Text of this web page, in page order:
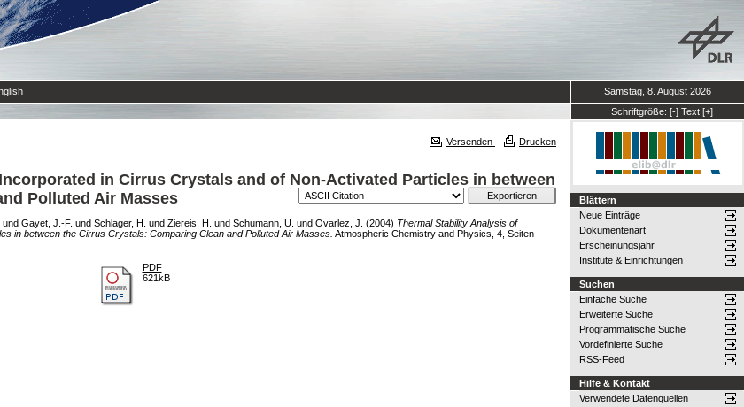
Samstag, 8. August 2026
Schriftgröße: [-] Text [+]
Versenden Drucken
in Cirrus Crystals and of Non-Activated Particles in between
Polluted Air Masses
und Gayet, J.-F. und Schlager, H. und Ziereis, H. und Schumann, U. und Ovarlez, J. (2004) Thermal Stability Analysis of
in between the Cirrus Crystals: Comparing Clean and Polluted Air Masses. Atmospheric Chemistry and Physics, 4, Seiten
PDF
621kB
Blättern
Neue Einträge
Dokumentenart
Erscheinungsjahr
Institute & Einrichtungen
Suchen
Einfache Suche
Erweiterte Suche
Programmatische Suche
Vordefinierte Suche
RSS-Feed
Hilfe & Kontakt
Verwendete Datenquellen